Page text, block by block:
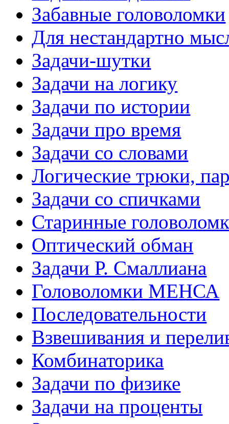
Забавные головоломки
Для нестандартно
Задачи-шутки
Задачи на логику
Задачи по истории
Задачи про время
Задачи со словами
Логические трюки,
Задачи со спичками
Старинные
Оптический обман
Задачи Р. Смаллиана
Головоломки МЕНСА
Последовательности
Взвешивания и
Комбинаторика
Задачи по физике
Задачи на проценты